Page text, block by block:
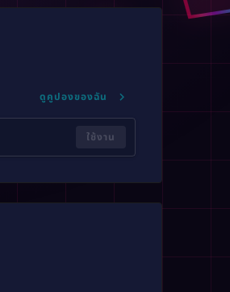
ดูคูปองของฉัน
ใช้งาน